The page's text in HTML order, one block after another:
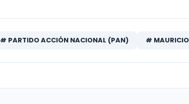
# PARTIDO ACCIÓN NACIONAL (PAN) #